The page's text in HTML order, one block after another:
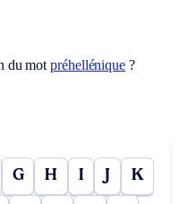
du motpréhellénique ?
G H I J K